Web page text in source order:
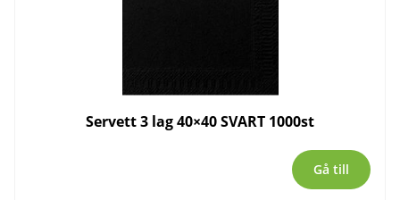
Servett 3 lag 40×40 SVART 1000st
Gå till